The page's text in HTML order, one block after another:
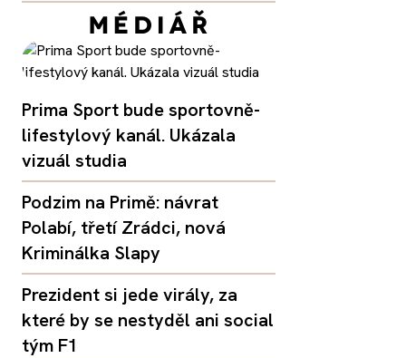
Prima Sport bude sportovně-
lifestylový kanál. Ukázala
vizuál studia
Podzim na Primě: návrat
Polabí, třetí Zrádci, nová
Kriminálka Slapy
Prezident si jede virály, za
které by se nestyděl ani social
tým F1